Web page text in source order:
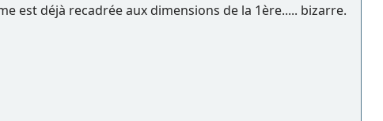
est déjà recadrée aux dimensions de la 1ère..... bizarre.